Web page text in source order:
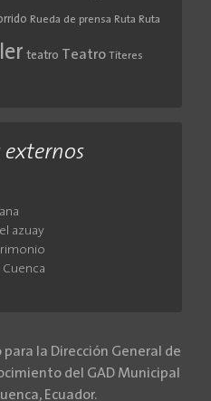
Rueda de prensa Ruta Ruta
teatro Teatro Títeres
externos
azuay
la Dirección General de
del GAD Municipal
Ecuador.